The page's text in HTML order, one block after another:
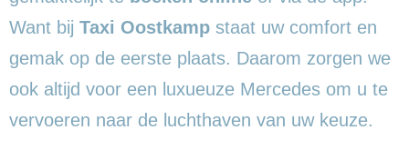
Want bij Taxi Oostkamp staat uw comfort en
gemak op de eerste plaats. Daarom zorgen we
ook altijd voor een luxueuze Mercedes om u te
vervoeren naar de luchthaven van uw keuze.